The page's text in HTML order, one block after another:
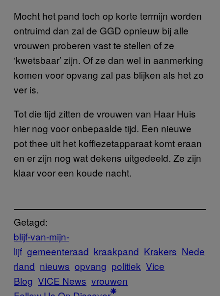
Mocht het pand toch op korte termijn worden
ontruimd dan zal de GGD opnieuw bij alle
vrouwen proberen vast te stellen of ze
‘kwetsbaar’ zijn. Of ze dan wel in aanmerking
komen voor opvang zal pas blijken als het zo
ver is.
Tot die tijd zitten de vrouwen van Haar Huis
hier nog voor onbepaalde tijd. Een nieuwe
pot thee uit het koffiezetapparaat komt eraan
en er zijn nog wat dekens uitgedeeld. Ze zijn
klaar voor een koude nacht.
Getagd:
blijf-van-mijn-
lijf gemeenteraad kraakpand Krakers Nede
rland nieuws opvang politiek Vice
Blog VICE News vrouwen